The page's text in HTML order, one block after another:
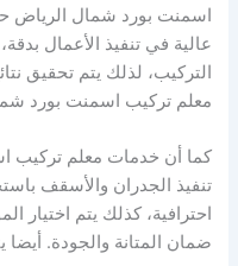
اسمنت بورد شمال الرياض
عالية في تنفيذ الأعمال
التركيب، لذلك يتم تحقيق
معلم تركيب اسمنت بورد
كما أن خدمات معلم تركيب
تنفيذ الجدران والأسقف
احترافية، كذلك يتم اختيار
ضمان المتانة والجودة.